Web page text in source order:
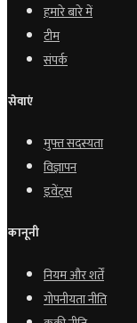
हमारे बारे में
टीम
संपर्क
सेवाएं
मुफ्त सदस्यता
विज्ञापन
इवेंट्स
कानूनी
नियम और शर्तें
गोपनीयता नीति